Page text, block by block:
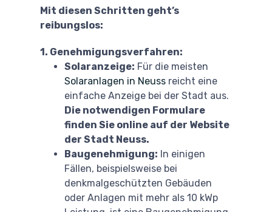
Mit diesen Schritten geht’s
reibungslos:
1. Genehmigungsverfahren:
Solaranzeige: Für die meisten
Solaranlagen in Neuss reicht eine
einfache Anzeige bei der Stadt aus.
Die notwendigen Formulare
finden Sie online auf der Website
der Stadt Neuss.
Baugenehmigung: In einigen
Fällen, beispielsweise bei
denkmalgeschützten Gebäuden
oder Anlagen mit mehr als 10 kWp